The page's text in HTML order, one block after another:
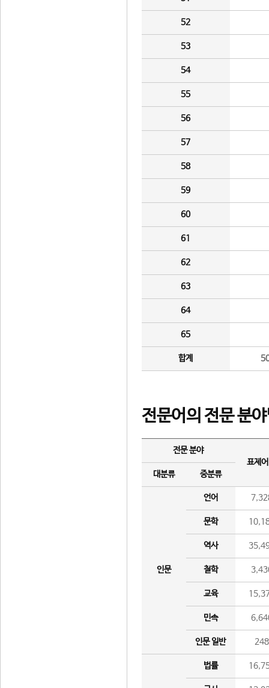
52
53
54
55
56
57
58
59
60
61
62
63
64
65
합계
전문어의 전문 분
전문 분야
표제
대분류
중분류
인문
언어
문학
역사
철학
교육
민속
인문 일반 248
법률